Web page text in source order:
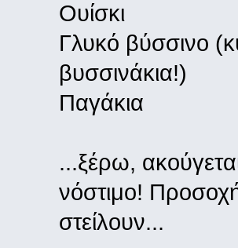
Ουίσκι
Γλυκό βύσσινο
βυσσινάκια!)
Παγάκια
...ξέρω,
νόστιμο!
στείλουν...